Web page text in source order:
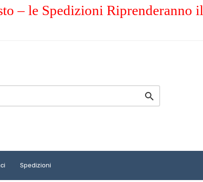
– le Spedizioni Riprenderanno

Spedizioni